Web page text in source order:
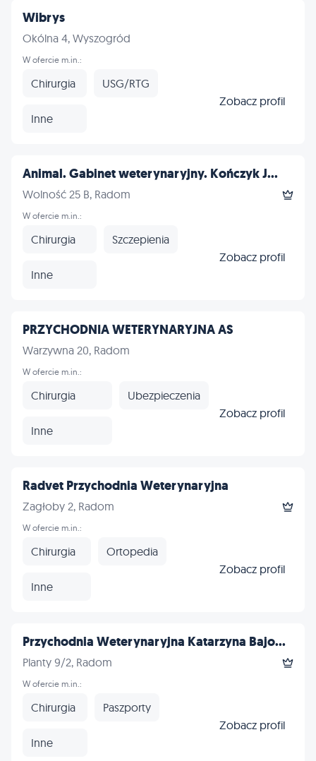
Wibrys
Okólna 4, Wyszogród
W ofercie m.in.:
Chirurgia USG/RTG
Inne
Zobacz profil
Animal. Gabinet weterynaryjny. Kończyk J...
Wolność 25 B, Radom
W ofercie m.in.:
Chirurgia Szczepienia
Inne
Zobacz profil
PRZYCHODNIA WETERYNARYJNA AS
Warzywna 20, Radom
W ofercie m.in.:
Chirurgia Ubezpieczenia
Inne
Zobacz profil
Radvet Przychodnia Weterynaryjna
Zagłoby 2, Radom
W ofercie m.in.:
Chirurgia Ortopedia
Inne
Zobacz profil
Przychodnia Weterynaryjna Katarzyna Bajo...
Planty 9/2, Radom
W ofercie m.in.:
Chirurgia Paszporty
Inne
Zobacz profil